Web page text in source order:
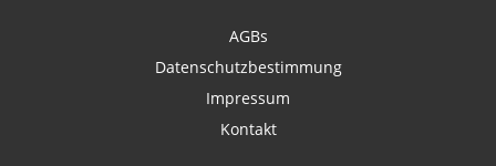
AGBs
Datenschutzbestimmung
Impressum
Kontakt